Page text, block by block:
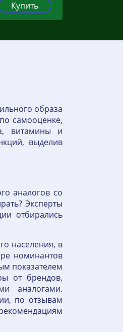
Купить
образа
самооценке,
витамины и
выделив
аналогов со
Эксперты
отбирались
населения, в
номинантов
показателем
от брендов,
аналогами.
по отзывам